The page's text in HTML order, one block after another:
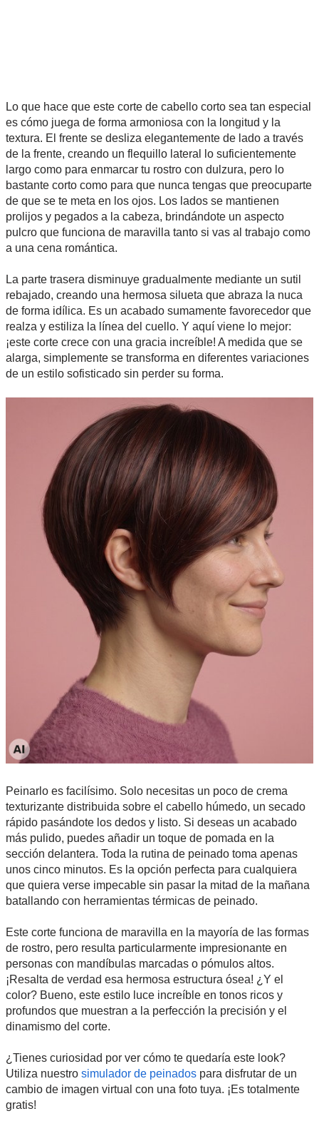
Lo que hace que este corte de cabello corto sea tan especial
es cómo juega de forma armoniosa con la longitud y la
textura. El frente se desliza elegantemente de lado a través
de la frente, creando un flequillo lateral lo suficientemente
largo como para enmarcar tu rostro con dulzura, pero lo
bastante corto como para que nunca tengas que preocuparte
de que se te meta en los ojos. Los lados se mantienen
prolijos y pegados a la cabeza, brindándote un aspecto
pulcro que funciona de maravilla tanto si vas al trabajo como
a una cena romántica.
La parte trasera disminuye gradualmente mediante un sutil
rebajado, creando una hermosa silueta que abraza la nuca
de forma idílica. Es un acabado sumamente favorecedor que
realza y estiliza la línea del cuello. Y aquí viene lo mejor:
¡este corte crece con una gracia increíble! A medida que se
alarga, simplemente se transforma en diferentes variaciones
de un estilo sofisticado sin perder su forma.
Peinarlo es facilísimo. Solo necesitas un poco de crema
texturizante distribuida sobre el cabello húmedo, un secado
rápido pasándote los dedos y listo. Si deseas un acabado
más pulido, puedes añadir un toque de pomada en la
sección delantera. Toda la rutina de peinado toma apenas
unos cinco minutos. Es la opción perfecta para cualquiera
que quiera verse impecable sin pasar la mitad de la mañana
batallando con herramientas térmicas de peinado.
Este corte funciona de maravilla en la mayoría de las formas
de rostro, pero resulta particularmente impresionante en
personas con mandíbulas marcadas o pómulos altos.
¡Resalta de verdad esa hermosa estructura ósea! ¿Y el
color? Bueno, este estilo luce increíble en tonos ricos y
profundos que muestran a la perfección la precisión y el
dinamismo del corte.
¿Tienes curiosidad por ver cómo te quedaría este look?
Utiliza nuestro simulador de peinados para disfrutar de un
cambio de imagen virtual con una foto tuya. ¡Es totalmente
gratis!